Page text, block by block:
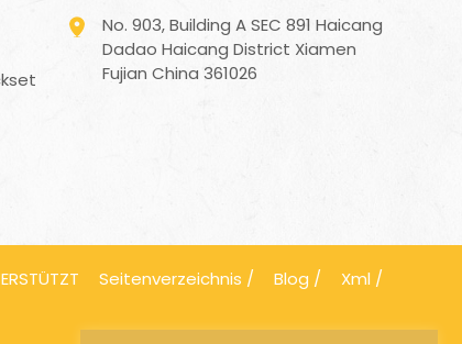
No. 903, Building A SEC 891 Haicang
Dadao Haicang District Xiamen
Fujian China 361026
Seitenverzeichnis / Blog / Xml /